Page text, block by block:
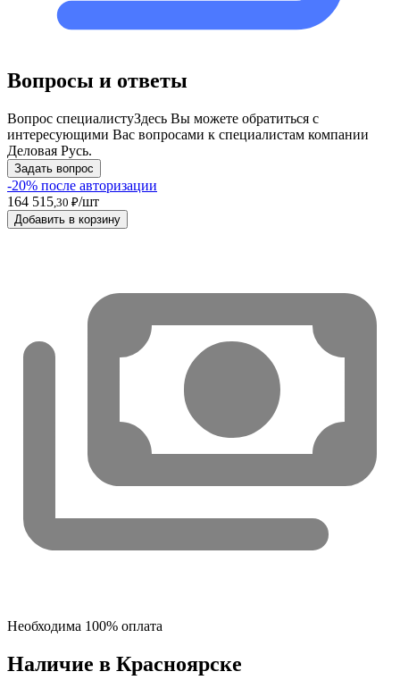
Вопросы и ответы
Вопрос специалистуЗдесь Вы можете обратиться с
интересующими Вас вопросами к специалистам компании
Деловая Русь.
Задать вопрос
-20% после авторизации
164 515,30 ₽/шт
Добавить в корзину
Необходима 100% оплата
Наличие в Красноярскe